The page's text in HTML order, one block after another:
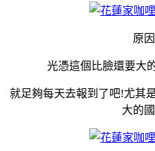
原
光憑這個比臉還要大
就足夠每天去報到了吧!尤其
大的